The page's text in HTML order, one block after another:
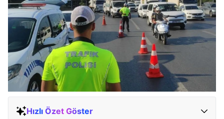
Hızlı Özet Göster